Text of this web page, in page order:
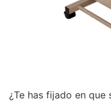
¿Te has fijado en